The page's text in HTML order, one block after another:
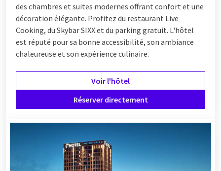
des chambres et suites modernes offrant confort et une
décoration élégante. Profitez du restaurant Live
Cooking, du Skybar SIXX et du parking gratuit. L'hôtel
est réputé pour sa bonne accessibilité, son ambiance
chaleureuse et son expérience culinaire.
Voir l'hôtel
Réserver directement